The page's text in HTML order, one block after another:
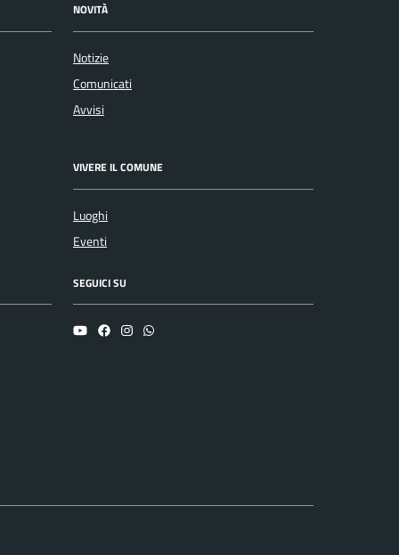
NOVITÀ
Notizie
Comunicati
Avvisi
VIVERE IL COMUNE
Luoghi
Eventi
SEGUICI SU
YouTubeFacebookInstagramWhatsapp